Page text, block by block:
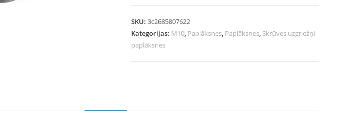
SKU:3c2685807622
Kategorijas: M10, Paplāksnes, Paplāksnes, Skrūves uzgriežņi
paplāksnes